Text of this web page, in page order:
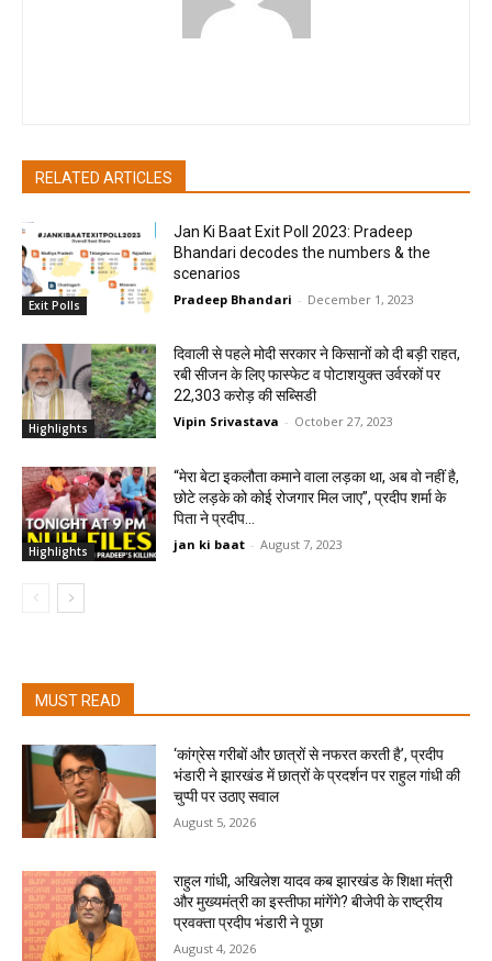
RELATED ARTICLES
Exit Polls
Jan Ki Baat Exit Poll 2023: Pradeep
Bhandari decodes the numbers & the
scenarios
Pradeep Bhandari - December 1, 2023
Highlights
दिवाली से पहले मोदी सरकार ने किसानों को दी बड़ी राहत,
रबी सीजन के लिए फास्फेट व पोटाशयुक्त उर्वरकों पर
22,303 करोड़ की सब्सिडी
Vipin Srivastava - October 27, 2023
Highlights
“मेरा बेटा इकलौता कमाने वाला लड़का था, अब वो नहीं है,
छोटे लड़के को कोई रोजगार मिल जाए”, प्रदीप शर्मा के
पिता ने प्रदीप...
jan ki baat - August 7, 2023
MUST READ
‘कांग्रेस गरीबों और छात्रों से नफरत करती है’, प्रदीप
भंडारी ने झारखंड में छात्रों के प्रदर्शन पर राहुल गांधी की
चुप्पी पर उठाए सवाल
August 5, 2026
राहुल गांधी, अखिलेश यादव कब झारखंड के शिक्षा मंत्री
और मुख्यमंत्री का इस्तीफा मांगेंगे? बीजेपी के राष्ट्रीय
प्रवक्ता प्रदीप भंडारी ने पूछा
August 4, 2026